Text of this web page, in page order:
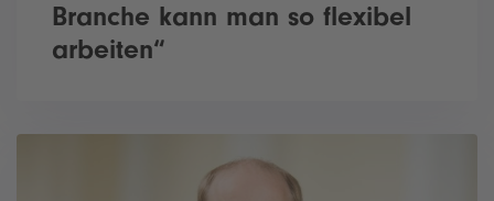
Branche kann man so flexibel
arbeiten“